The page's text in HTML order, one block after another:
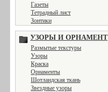
Газеты
Тетрадный лист
Зонтики
УЗОРЫ И ОРНАМЕНТ
Размытые текстуры
Узоры
Краска
Орнаменты
Шотландская ткань
Звездные узоры